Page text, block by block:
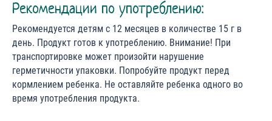
Рекомендации по употреблению:
Рекомендуется детям с 12 месяцев в количестве 15 г в
день. Продукт готов к употреблению. Внимание! При
транспортировке может произойти нарушение
герметичности упаковки. Попробуйте продукт перед
кормлением ребенка. Не оставляйте ребенка одного во
время употребления продукта.